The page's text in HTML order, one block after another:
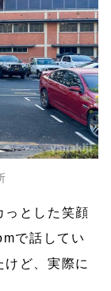
っとした笑顔
で話してい
ど、実際に